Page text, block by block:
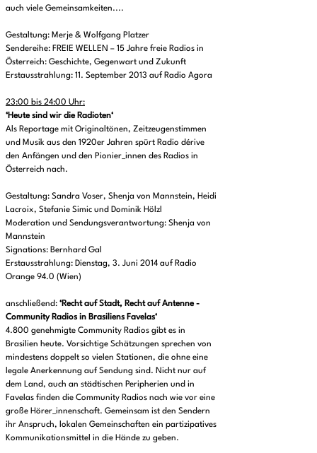
auch viele Gemeinsamkeiten....
Gestaltung: Merje & Wolfgang Platzer
Sendereihe: FREIE WELLEN – 15 Jahre freie Radios in
Österreich: Geschichte, Gegenwart und Zukunft
Erstausstrahlung: 11. September 2013 auf Radio Agora
23:00 bis 24:00 Uhr:
‘Heute sind wir die Radioten‘
Als Reportage mit Originaltönen, Zeitzeugenstimmen
und Musik aus den 1920er Jahren spürt Radio dérive
den Anfängen und den Pionier_innen des Radios in
Österreich nach.
Gestaltung: Sandra Voser, Shenja von Mannstein, Heidi
Lacroix, Stefanie Simic und Dominik Hölzl
Moderation und Sendungsverantwortung: Shenja von
Mannstein
Signations: Bernhard Gal
Erstausstrahlung: Dienstag, 3. Juni 2014 auf Radio
Orange 94.0 (Wien)
anschließend: ‘Recht auf Stadt, Recht auf Antenne -
Community Radios in Brasiliens Favelas‘
4.800 genehmigte Community Radios gibt es in
Brasilien heute. Vorsichtige Schätzungen sprechen von
mindestens doppelt so vielen Stationen, die ohne eine
legale Anerkennung auf Sendung sind. Nicht nur auf
dem Land, auch an städtischen Peripherien und in
Favelas finden die Community Radios nach wie vor eine
große Hörer_innenschaft. Gemeinsam ist den Sendern
ihr Anspruch, lokalen Gemeinschaften ein partizipatives
Kommunikationsmittel in die Hände zu geben.